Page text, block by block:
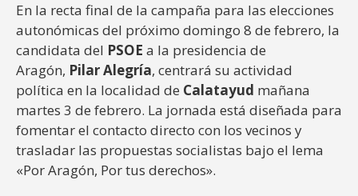
En la recta final de la campaña para las elecciones
autonómicas del próximo domingo 8 de febrero, la
candidata del PSOE a la presidencia de
Aragón, Pilar Alegría, centrará su actividad
política en la localidad de Calatayud mañana
martes 3 de febrero. La jornada está diseñada para
fomentar el contacto directo con los vecinos y
trasladar las propuestas socialistas bajo el lema
«Por Aragón, Por tus derechos».